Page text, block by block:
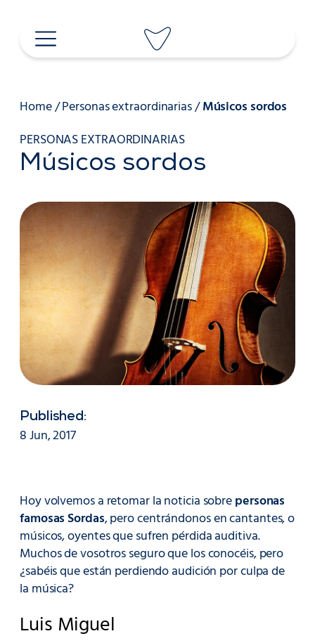
contenido
Home/Personas extraordinarias/Músicos sordos
PERSONAS EXTRAORDINARIAS
Músicos sordos
Published:
8 Jun, 2017
Hoy volvemos a retomar la noticia sobrepersonas
famosas Sordas, pero centrándonos en cantantes, o
músicos, oyentes que sufren pérdida auditiva.
Muchos de vosotros seguro que los conocéis, pero
¿sabéis que están perdiendo audición por culpa de
la música?
Luis Miguel